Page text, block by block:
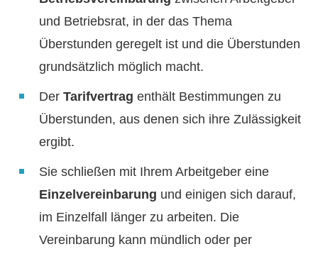
und Betriebsrat, in der das Thema
Überstunden geregelt ist und die Überstunden
grundsätzlich möglich macht.
Der Tarifvertrag enthält Bestimmungen zu
Überstunden, aus denen sich ihre Zulässigkeit
ergibt.
Sie schließen mit Ihrem Arbeitgeber eine
Einzelvereinbarung und einigen sich darauf,
im Einzelfall länger zu arbeiten. Die
Vereinbarung kann mündlich oder per